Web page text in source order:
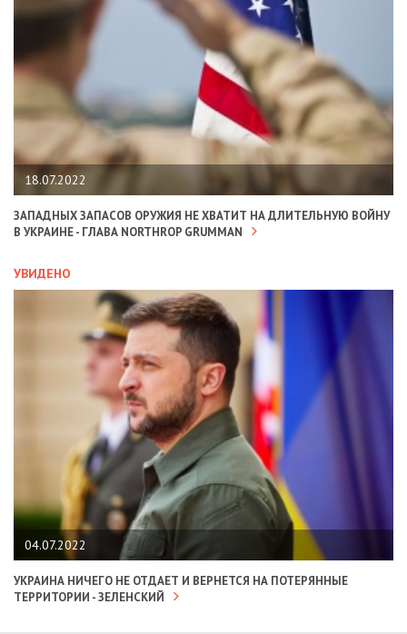
18.07.2022
ЗАПАДНЫХ ЗАПАСОВ ОРУЖИЯ НЕ ХВАТИТ НА ДЛИТЕЛЬНУЮ ВОЙНУ
В УКРАИНЕ - ГЛАВА NORTHROP GRUMMAN
УВИДЕНО
04.07.2022
УКРАИНА НИЧЕГО НЕ ОТДАЕТ И ВЕРНЕТСЯ НА ПОТЕРЯННЫЕ
ТЕРРИТОРИИ - ЗЕЛЕНСКИЙ